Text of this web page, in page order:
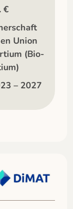
€
Union
(Bio-
– 2027